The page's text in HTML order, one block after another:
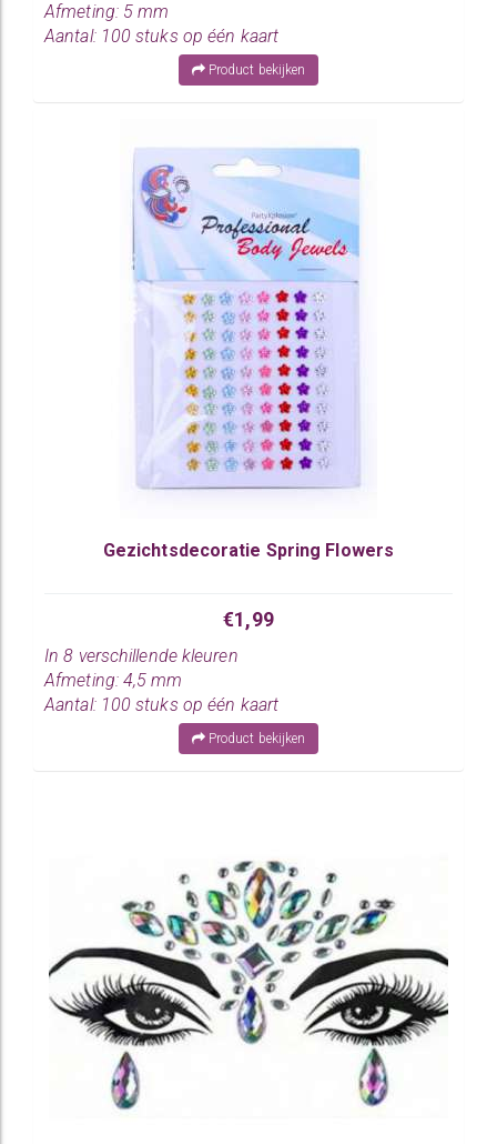
Afmeting: 5 mm
Aantal: 100 stuks op één kaart
Product bekijken
Gezichtsdecoratie Spring Flowers
€1,99
In 8 verschillende kleuren
Afmeting: 4,5 mm
Aantal: 100 stuks op één kaart
Product bekijken